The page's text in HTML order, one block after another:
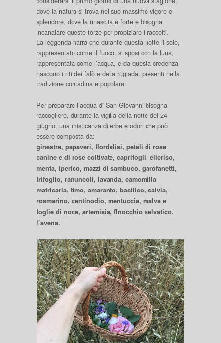
dove la natura si trova nel suo massimo vigore e
splendore, dove la rinascita è forte e bisogna
incanalare queste forze per propiziare i raccolti.
La leggenda narra che durante questa notte il sole,
rappresentato come il fuoco, si sposi con la luna,
rappresentata come l’acqua, e da questa credenza
nascono i riti dei falò e della rugiada, presenti nella
tradizione contadina e popolare.
Per preparare l’acqua di San Giovanni bisogna
raccogliere, durante la vigilia della notte del 24
giugno, una misticanza di erbe e odori che può
essere composta da:
ginestre, papaveri, fIordalisi, petali di rose
canine e di rose coltivate, caprifogli, elicriso,
menta, iperico, mazzi di sambuco, garofanetti,
trifoglio, ranuncoli, lavanda, camomilla
matricaria, timo, amaranto, basilico, salvia,
rosmarino, centinodio, mentuccia, malva e
foglie di noce, artemisia, fInocchio selvatico,
l’avena.